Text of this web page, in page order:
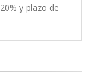
y plazo de